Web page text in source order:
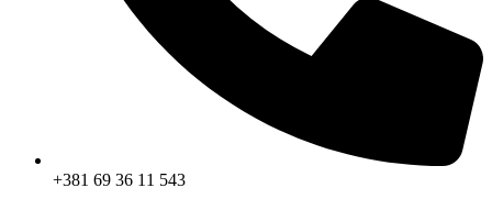
+381 69 36 11 543